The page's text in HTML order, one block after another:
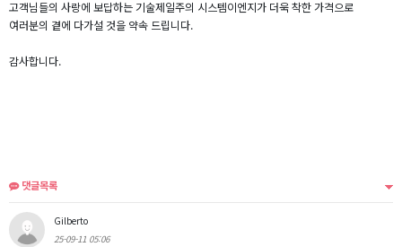
고객님들의 사랑에 보답하는 기술제일주의 시스템이엔지가 더욱 착한 가격으로
여러분의 곁에 다가설 것을 약속 드립니다.
감사합니다.
댓글목록
Gilberto
25-09-11 05:06